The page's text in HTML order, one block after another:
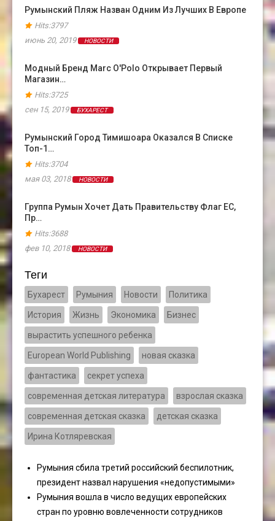
Румынский Пляж Назван Одним Из Лучших В Европе
Hits:3797
июнь 20, 2019
НОВОСТИ
Модный Бренд Marc O'Polo Открывает Первый
Магазин…
Hits:3725
сен 15, 2019
БУХАРЕСТ
Румынский Город Тимишоара Оказался В Cписке
Топ-1…
Hits:3704
мая 03, 2018
НОВОСТИ
Группа Румын Хочет Дать Правительству Флаг ЕС,
Пр…
Hits:3688
фев 10, 2018
НОВОСТИ
Теги
Бухарест Румыния Новости Политика
История Жизнь Экономика Бизнес
вырастить успешного ребенка
European World Publishing новая сказка
фантастика секрет успеха
современная детская литература взрослая сказка
современная детская сказка детская сказка
Ирина Котляревская
Румыния сбила третий российский беспилотник,
президент назвал нарушения «недопустимыми»
Румыния вошла в число ведущих европейских
стран по уровню вовлеченности сотрудников